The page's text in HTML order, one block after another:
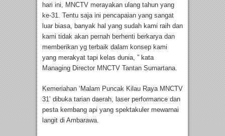
hari ini, MNCTV merayakan ulang tahun yang
ke-31. Tentu saja ini pencapaian yang sangat
luar biasa, banyak hal yang sudah kami raih dan
kami tidak akan pernah berhenti berkarya dan
memberikan yg terbaik dalam konsep kami
yang merakyat tapi kelas dunia, ” kata
Managing Director MNCTV Tantan Sumartana.
Kemeriahan ‘Malam Puncak Kilau Raya MNCTV
31’ dibuka tarian daerah, laser performance dan
pesta kembang api yang spektakuler mewarnai
langit di Ambarawa.